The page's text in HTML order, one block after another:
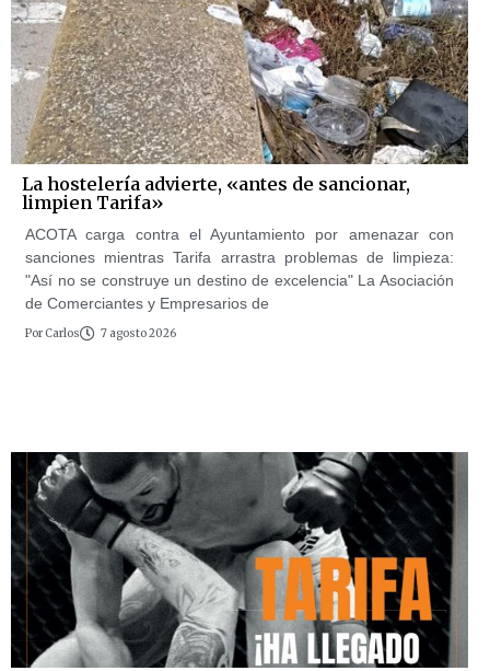
La hostelería advierte, «antes de sancionar,
limpien Tarifa»
ACOTA carga contra el Ayuntamiento por amenazar con
sanciones mientras Tarifa arrastra problemas de limpieza:
"Así no se construye un destino de excelencia" La Asociación
de Comerciantes y Empresarios de
Por Carlos 7 agosto 2026